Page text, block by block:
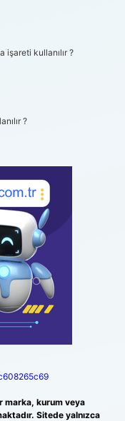
kullanılır ?
?
marka, kurum veya
Sitede yalnızca